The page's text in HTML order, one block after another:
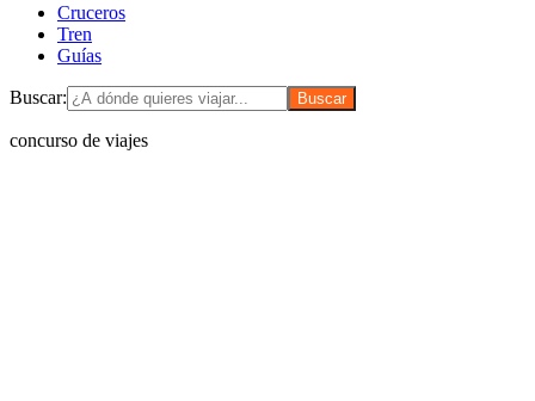
Cruceros
Tren
Guías
Buscar:
concurso de viajes